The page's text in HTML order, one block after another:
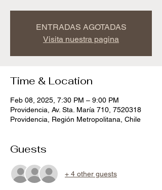
ENTRADAS AGOTADAS
Visita nuestra pagina
Time & Location
Feb 08, 2025, 7:30 PM – 9:00 PM
Providencia, Av. Sta. María 710, 7520318
Providencia, Región Metropolitana, Chile
Guests
+ 4 other guests